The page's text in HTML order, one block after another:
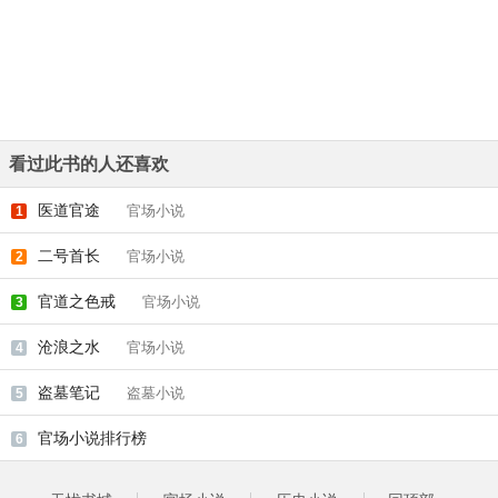
看过此书的人还喜欢
1 医道官途 官场小说
2 二号首长 官场小说
3 官道之色戒 官场小说
4 沧浪之水 官场小说
5 盗墓笔记 盗墓小说
6 官场小说排行榜